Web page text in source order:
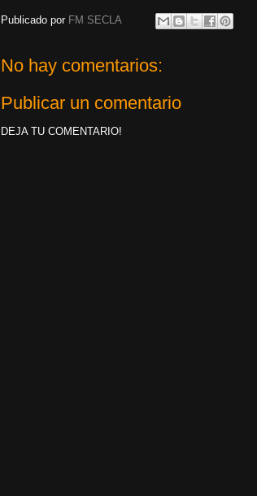
Publicado por FM SECLA
No hay comentarios:
Publicar un comentario
DEJA TU COMENTARIO!